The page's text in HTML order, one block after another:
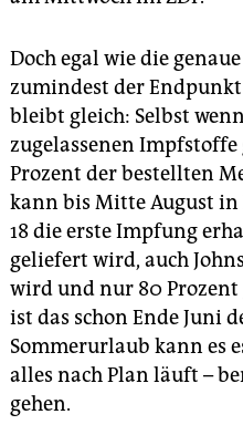
Doch egal wie die
zumindest der
bleibt gleich: Selbst
zugelassenen
Prozent der bestellten
kann bis Mitte August
18 die erste Impfung
geliefert wird, auch
wird und nur 80
ist das schon Ende Juni
Sommerurlaub kann es
alles nach Plan läuft –
gehen.